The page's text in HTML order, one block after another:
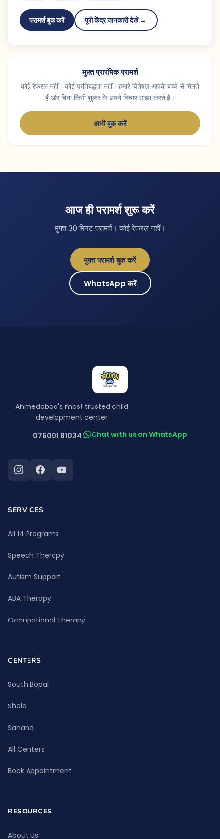
परामर्श बुक करें पूरी केंद्र जानकारी देखें →
मुफ़्त प्रारंभिक परामर्श
कोई रेफरल नहीं। कोई प्रतिबद्धता नहीं। हमारे विशेषज्ञ आपके बच्चे से मिलते
हैं और बिना किसी शुल्क के अपने विचार साझा करते हैं।
अभी बुक करें
आज ही परामर्श शुरू करें
मुफ़्त 30 मिनट परामर्श। कोई रेफरल नहीं।
मुफ़्त परामर्श बुक करें
WhatsApp करें
Ahmedabad's most trusted child
development center
076001 81034
Chat with us on WhatsApp
SERVICES
All 14 Programs
Speech Therapy
Autism Support
ABA Therapy
Occupational Therapy
CENTERS
South Bopal
Shela
Sanand
All Centers
Book Appointment
RESOURCES
About Us